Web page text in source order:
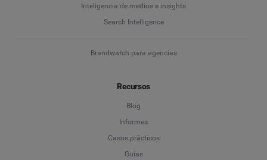
Inteligencia de medios e insights
Search Intelligence
Brandwatch para agencias
Recursos
Blog
Informes
Casos prácticos
Guías